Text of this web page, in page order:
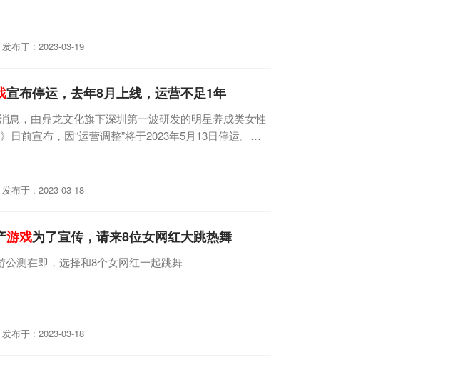
发布于 : 2023-03-19
宣布与网易达成合
发布于 : 2023-03-18
宣布停运，去年8月上线，运营不足1年
息，由鼎龙文化旗下深圳第一波研发的明星养成类女性
日前宣布，因“运营调整”将于2023年5月13日停运。该
等过于“古早”，2021年4月份官方曾宣布听取玩家建议进
发布于 : 2023-03-18
游戏为了宣传，请来8位女网红大跳热舞
公测在即，选择和8个女网红一起跳舞